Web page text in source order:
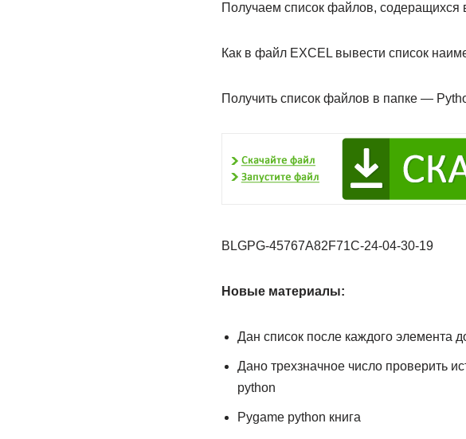
Получаем список файлов, содеращихся
Как в файл EXCEL вывести список
Получить список файлов в папке —
BLGPG-45767A82F71C-24-04-30-19
Новые материалы:
Дан список после каждого элемента
Дано трехзначное число проверить
python
Pygame python книга